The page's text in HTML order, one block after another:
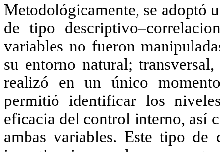
Metodológicamente, se adoptó
de tipo
variables no fueron
su entorno natural;
realizó en un único
permitió identificar los
eficacia del control interno, así
ambas variables. Este tipo de